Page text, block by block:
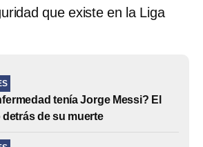
que existe en la Liga
tenía Jorge Messi? El
detrás de su muerte